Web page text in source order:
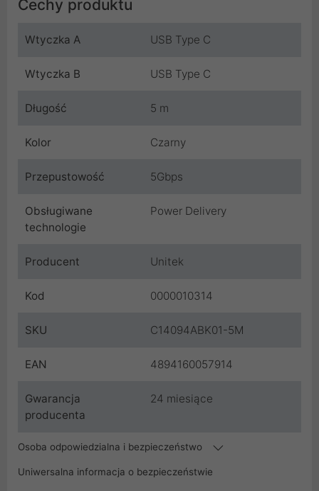
Cechy produktu
Wtyczka A USB Type C
Wtyczka B USB Type C
Długość 5 m
Kolor Czarny
Przepustowość 5Gbps
Obsługiwane
technologie
Power Delivery
Producent Unitek
Kod 0000010314
SKU C14094ABK01-5M
EAN 4894160057914
Gwarancja
producenta
24 miesiące
Osoba odpowiedzialna i bezpieczeństwo
Uniwersalna informacja o bezpieczeństwie